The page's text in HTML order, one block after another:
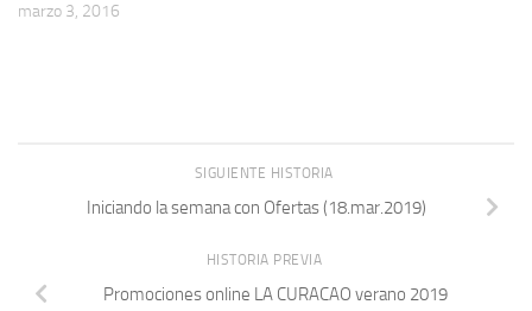
marzo 3, 2016
SIGUIENTE HISTORIA
Iniciando la semana con Ofertas (18.mar.2019)
HISTORIA PREVIA
Promociones online LA CURACAO verano 2019